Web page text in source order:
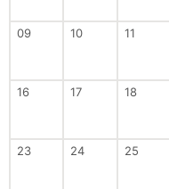
09 10 11
16 17 18
23 24 25